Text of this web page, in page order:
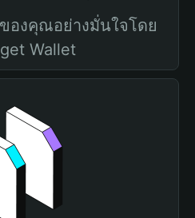
องคุณอย่างมั่นใจโดย
Wallet